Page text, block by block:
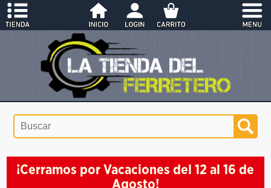
¡Cerramos por Vacaciones del 12 al 16 de
Agosto!